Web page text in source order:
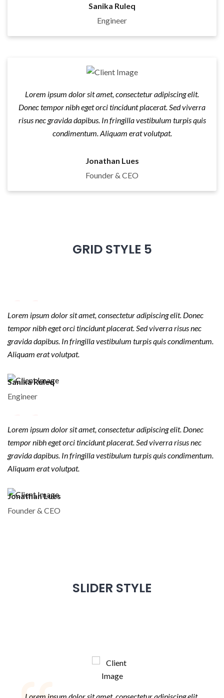
Sanika Ruleq
Engineer
Lorem ipsum dolor sit amet, consectetur adipiscing elit.
Donec tempor nibh eget orci tincidunt placerat. Sed viverra
risus nec gravida dapibus. In fringilla vestibulum turpis quis
condimentum. Aliquam erat volutpat.
Jonathan Lues
Founder & CEO
GRID STYLE 5
Lorem ipsum dolor sit amet, consectetur adipiscing elit. Donec
tempor nibh eget orci tincidunt placerat. Sed viverra risus nec
gravida dapibus. In fringilla vestibulum turpis quis condimentum.
Aliquam erat volutpat.
Sanika Ruleq
Engineer
Lorem ipsum dolor sit amet, consectetur adipiscing elit. Donec
tempor nibh eget orci tincidunt placerat. Sed viverra risus nec
gravida dapibus. In fringilla vestibulum turpis quis condimentum.
Aliquam erat volutpat.
Jonathan Lues
Founder & CEO
SLIDER STYLE
Lorem ipsum dolor sit amet, consectetur adipiscing elit.